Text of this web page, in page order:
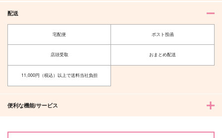
配送
宅配便 ポスト投函
店頭受取 おまとめ配送
11,000円（税込）以上で送料当社負担
便利な機能/サービス